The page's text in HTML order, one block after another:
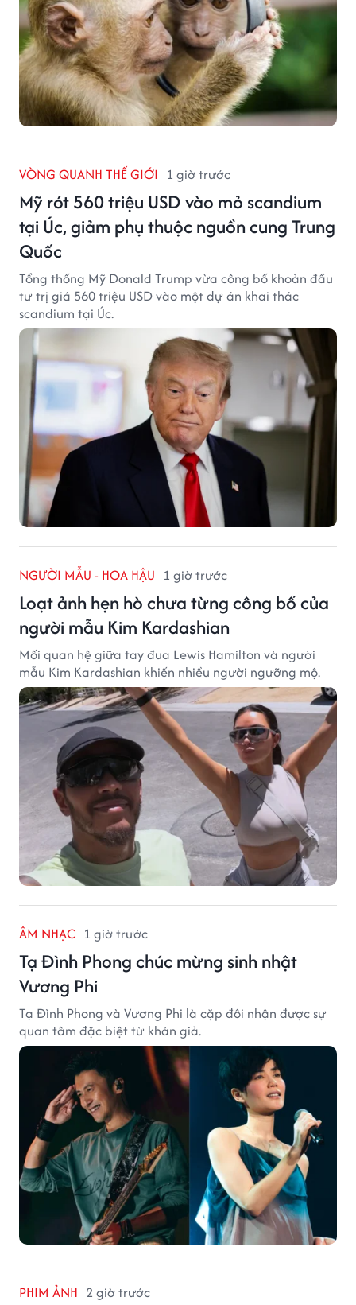
VÒNG QUANH THẾ GIỚI 1 giờ trước
Mỹ rót 560 triệu USD vào mỏ scandium
tại Úc, giảm phụ thuộc nguồn cung Trung
Quốc
Tổng thống Mỹ Donald Trump vừa công bố khoản đầu
tư trị giá 560 triệu USD vào một dự án khai thác
scandium tại Úc.
NGƯỜI MẪU - HOA HẬU 1 giờ trước
Loạt ảnh hẹn hò chưa từng công bố của
người mẫu Kim Kardashian
Mối quan hệ giữa tay đua Lewis Hamilton và người
mẫu Kim Kardashian khiến nhiều người ngưỡng mộ.
ÂM NHẠC 1 giờ trước
Tạ Đình Phong chúc mừng sinh nhật
Vương Phi
Tạ Đình Phong và Vương Phi là cặp đôi nhận được sự
quan tâm đặc biệt từ khán giả.
PHIM ẢNH 2 giờ trước